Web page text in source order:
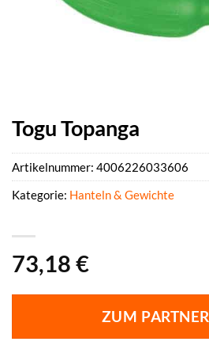
Togu Topanga
73,18 €
ZUM
Artikelnummer: 4006226033606
Kategorie: Hanteln & Gewichte